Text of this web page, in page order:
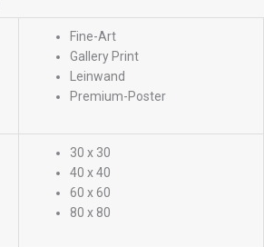
Fine-Art
Gallery Print
Leinwand
Premium-Poster
30 x 30
40 x 40
60 x 60
80 x 80